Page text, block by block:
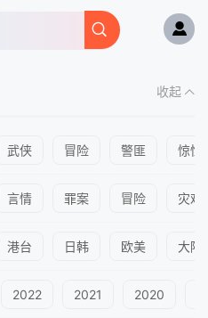
收起
武侠 冒险 警匪 惊悚
言情 罪案 冒险 灾难
港台 日韩 欧美 大陆
2022 2021 2020